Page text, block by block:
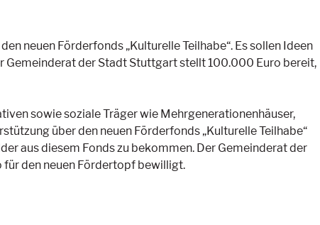
neuen Förderfonds „Kulturelle Teilhabe“. Es sollen Ideen
Gemeinderat der Stadt Stuttgart stellt 100.000 Euro bereit,
sowie soziale Träger wie Mehrgenerationenhäuser,
über den neuen Förderfonds „Kulturelle Teilhabe“
aus diesem Fonds zu bekommen. Der Gemeinderat der
den neuen Fördertopf bewilligt.